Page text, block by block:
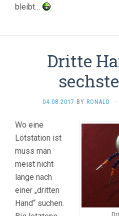
bleibt…
Dritte
04.08.2017 BY RONALD ·
Wo eine
Lötstation ist
muss man
meist nicht
lange nach
einer „dritten
Hand“ suchen.